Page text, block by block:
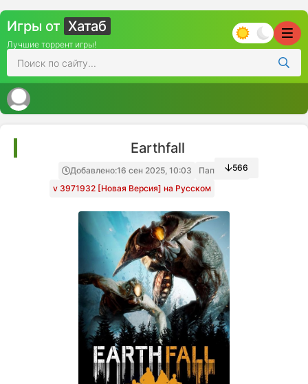
Игры от Хатаб
Лучшие торрент игры!
Earthfall
Добавлено:16 сен 2025, 10:03
Папка игры
v 3971932 [Новая Версия] на Русском
566